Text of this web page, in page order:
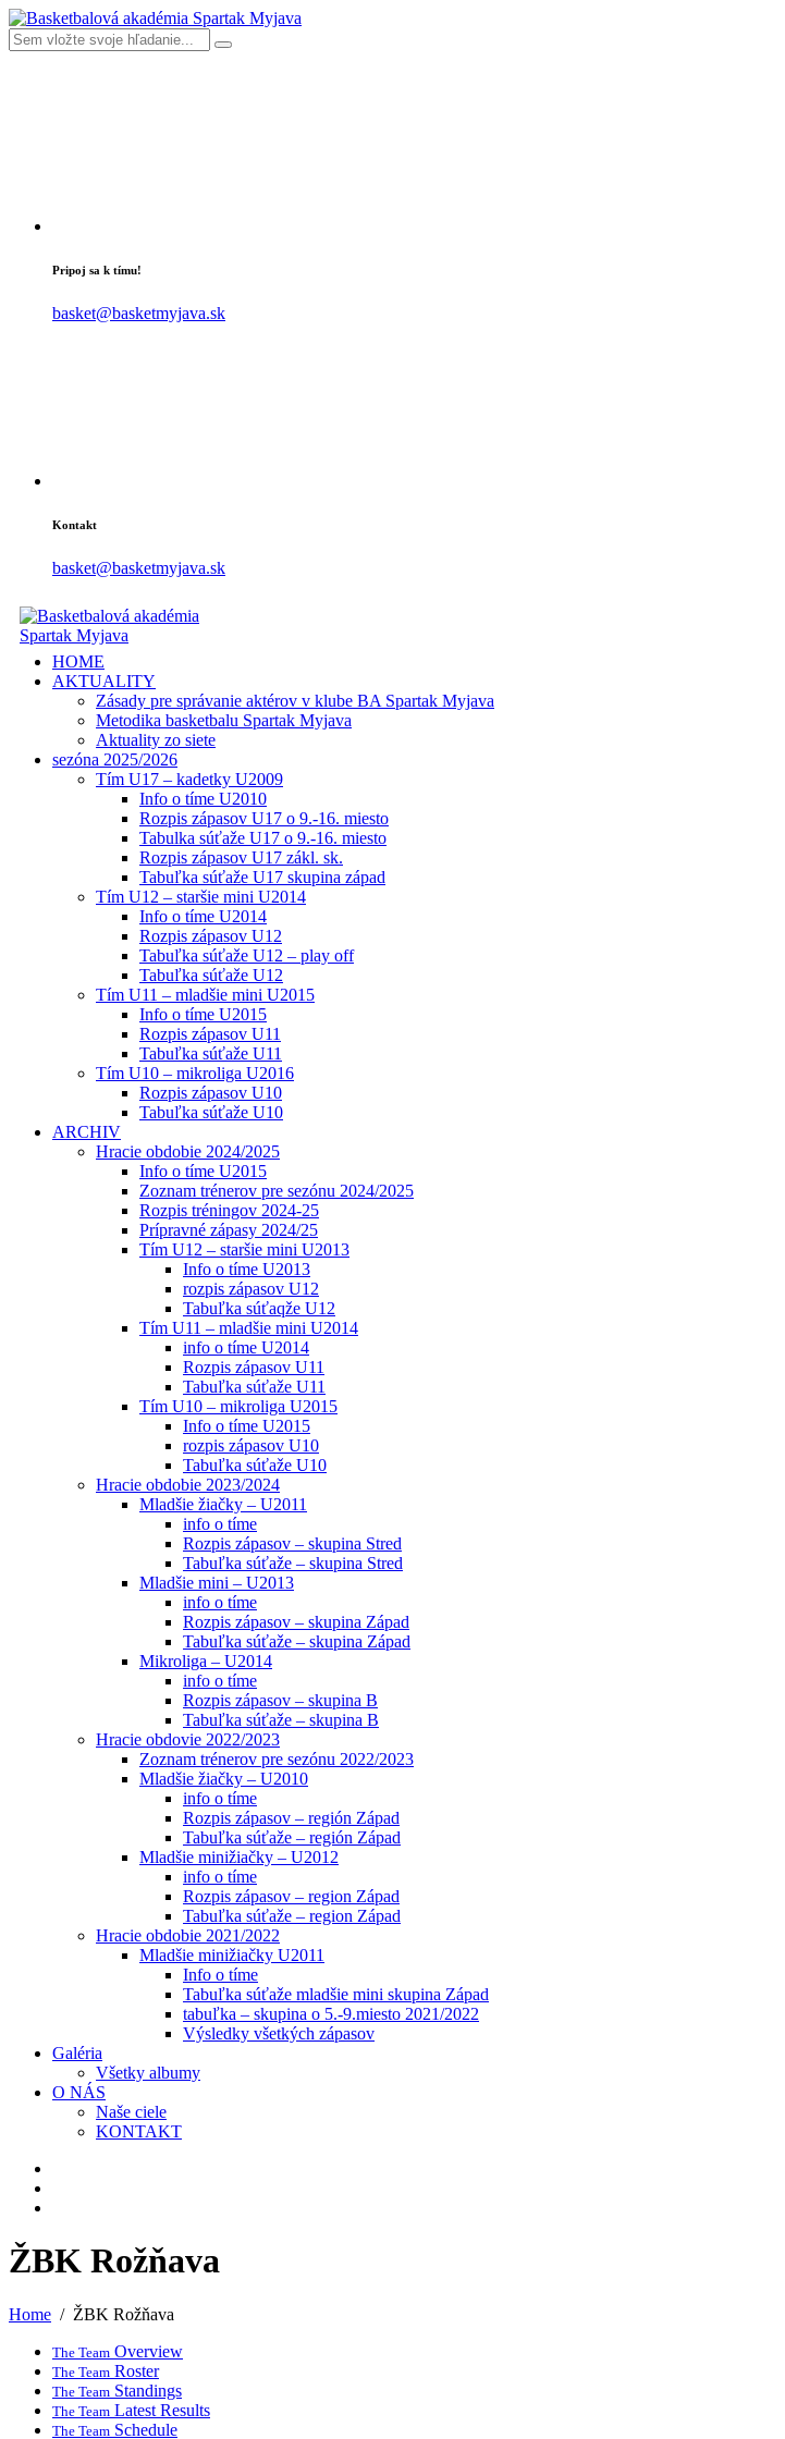
Pripoj sa k tímu!
basket@basketmyjava.sk
Kontakt
basket@basketmyjava.sk
HOME
AKTUALITY
Zásady pre správanie aktérov v klube BA Spartak Myjava
Metodika basketbalu Spartak Myjava
Aktuality zo siete
sezóna 2025/2026
Tím U17 – kadetky U2009
Info o tíme U2010
Rozpis zápasov U17 o 9.-16. miesto
Tabulka súťaže U17 o 9.-16. miesto
Rozpis zápasov U17 zákl. sk.
Tabuľka súťaže U17 skupina západ
Tím U12 – staršie mini U2014
Info o tíme U2014
Rozpis zápasov U12
Tabuľka súťaže U12 – play off
Tabuľka súťaže U12
Tím U11 – mladšie mini U2015
Info o tíme U2015
Rozpis zápasov U11
Tabuľka súťaže U11
Tím U10 – mikroliga U2016
Rozpis zápasov U10
Tabuľka súťaže U10
ARCHIV
Hracie obdobie 2024/2025
Info o tíme U2015
Zoznam trénerov pre sezónu 2024/2025
Rozpis tréningov 2024-25
Prípravné zápasy 2024/25
Tím U12 – staršie mini U2013
Info o tíme U2013
rozpis zápasov U12
Tabuľka súťaqže U12
Tím U11 – mladšie mini U2014
info o tíme U2014
Rozpis zápasov U11
Tabuľka súťaže U11
Tím U10 – mikroliga U2015
Info o tíme U2015
rozpis zápasov U10
Tabuľka súťaže U10
Hracie obdobie 2023/2024
Mladšie žiačky – U2011
info o tíme
Rozpis zápasov – skupina Stred
Tabuľka súťaže – skupina Stred
Mladšie mini – U2013
info o tíme
Rozpis zápasov – skupina Západ
Tabuľka súťaže – skupina Západ
Mikroliga – U2014
info o tíme
Rozpis zápasov – skupina B
Tabuľka súťaže – skupina B
Hracie obdovie 2022/2023
Zoznam trénerov pre sezónu 2022/2023
Mladšie žiačky – U2010
info o tíme
Rozpis zápasov – región Západ
Tabuľka súťaže – región Západ
Mladšie minižiačky – U2012
info o tíme
Rozpis zápasov – region Západ
Tabuľka súťaže – region Západ
Hracie obdobie 2021/2022
Mladšie minižiačky U2011
Info o tíme
Tabuľka súťaže mladšie mini skupina Západ
tabuľka – skupina o 5.-9.miesto 2021/2022
Výsledky všetkých zápasov
Galéria
Všetky albumy
O NÁS
Naše ciele
KONTAKT
ŽBK Rožňava
Home ŽBK Rožňava
The Team Overview
The Team Roster
The Team Standings
The Team Latest Results
The Team Schedule